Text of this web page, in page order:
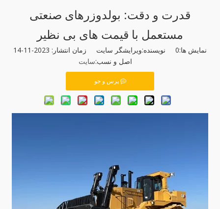
قدرت و دقت: بولدوزرهای صنعتی
مستعمل با قیمت های بی نظیر
نمایش ها:0
نویسنده:ویرایشگر سایت زمان انتشار: 2023-11-14
اصل و نسب:سایت
پرس و جو